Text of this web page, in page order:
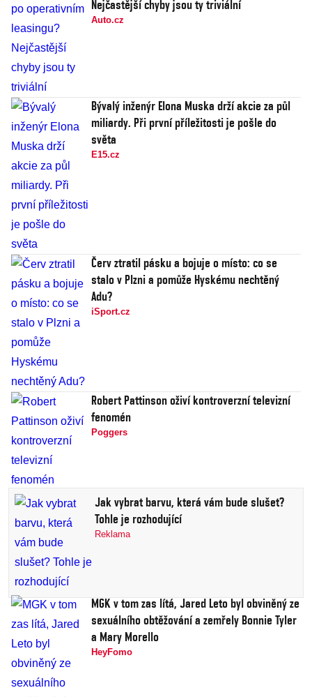
Nejčastější chyby jsou ty triviální
Auto.cz
Bývalý inženýr Elona Muska drží akcie za půl
miliardy. Při první příležitosti je pošle do
světa
E15.cz
Červ ztratil pásku a bojuje o místo: co se
stalo v Plzni a pomůže Hyskému nechtěný
Adu?
iSport.cz
Robert Pattinson oživí kontroverzní televizní
fenomén
Poggers
Jak vybrat barvu, která vám bude slušet?
Tohle je rozhodující
Reklama
MGK v tom zas lítá, Jared Leto byl obviněný ze
sexuálního obtěžování a zemřely Bonnie Tyler
a Mary Morello
HeyFomo